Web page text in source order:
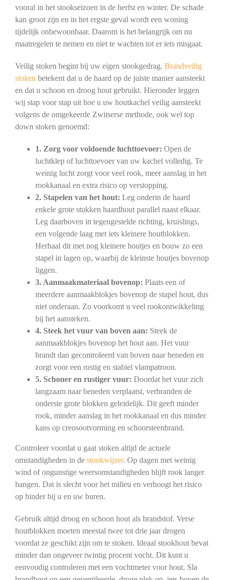
vooral in het stookseizoen in de herfst en winter. De schade
kan groot zijn en in het ergste geval wordt een woning
tijdelijk onbewoonbaar. Daarom is het belangrijk om nu
maatregelen te nemen en niet te wachten tot er iets misgaat.
Veilig stoken begint bij uw eigen stookgedrag. Brandveilig
stoken betekent dat u de haard op de juiste manier aansteekt
en dat u schoon en droog hout gebruikt. Hieronder leggen
wij stap voor stap uit hoe u uw houtkachel veilig aansteekt
volgens de omgekeerde Zwitserse methode, ook wel top
down stoken genoemd:
1. Zorg voor voldoende luchttoevoer: Open de
luchtklep of luchttoevoer van uw kachel volledig. Te
weinig lucht zorgt voor veel rook, meer aanslag in het
rookkanaal en extra risico op verstopping.
2. Stapelen van het hout: Leg onderin de haard
enkele grote stukken haardhout parallel naast elkaar.
Leg daarboven in tegengestelde richting, kruislings,
een volgende laag met iets kleinere houtblokken.
Herhaal dit met nog kleinere houtjes en bouw zo een
stapel in lagen op, waarbij de kleinste houtjes bovenop
liggen.
3. Aanmaakmateriaal bovenop: Plaats een of
meerdere aanmaakblokjes bovenop de stapel hout, dus
niet onderaan. Zo voorkomt u veel rookontwikkeling
bij het aansteken.
4. Steek het vuur van boven aan: Steek de
aanmaakblokjes bovenop het hout aan. Het vuur
brandt dan gecontroleerd van boven naar beneden en
zorgt voor een rustig en stabiel vlampatroon.
5. Schoner en rustiger vuur: Doordat het vuur zich
langzaam naar beneden verplaatst, verbranden de
onderste grote blokken geleidelijk. Dit geeft minder
rook, minder aanslag in het rookkanaal en dus minder
kans op creosootvorming en schoorsteenbrand.
Controleer voordat u gaat stoken altijd de actuele
omstandigheden in de stookwijzer. Op dagen met weinig
wind of ongunstige weersomstandigheden blijft rook langer
hangen. Dat is slecht voor het milieu en verhoogt het risico
op hinder bij u en uw buren.
Gebruik altijd droog en schoon hout als brandstof. Verse
houtblokken moeten meestal twee tot drie jaar drogen
voordat ze geschikt zijn om te stoken. Ideaal stookhout bevat
minder dan ongeveer twintig procent vocht. Dit kunt u
eenvoudig controleren met een vochtmeter voor hout. Sla